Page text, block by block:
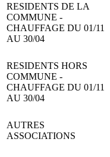
RESIDENTS DE LA
COMMUNE -
CHAUFFAGE DU 01/11
AU 30/04
RESIDENTS HORS
COMMUNE -
CHAUFFAGE DU 01/11
AU 30/04
AUTRES
ASSOCIATIONS